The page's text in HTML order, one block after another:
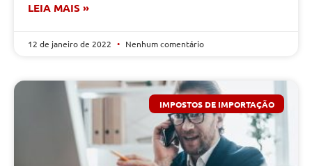
LEIA MAIS »
12 de janeiro de 2022 Nenhum comentário
IMPOSTOS DE IMPORTAÇÃO